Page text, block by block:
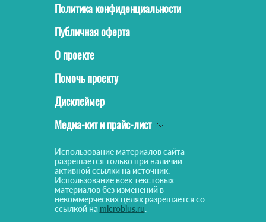
Политика конфиденциальности
Публичная оферта
О проекте
Помочь проекту
Дисклеймер
Медиа-кит и прайс-лист
Использование материалов сайта
разрешается только при наличии
активной ссылки на источник.
Использование всех текстовых
материалов без изменений в
некоммерческих целях разрешается со
ссылкой на microbius.ru.